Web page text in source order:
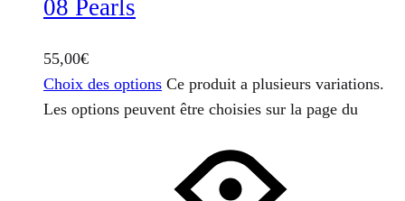
08 Pearls
55,00€
Choix des options Ce produit a plusieurs variations.
Les options peuvent être choisies sur la page du